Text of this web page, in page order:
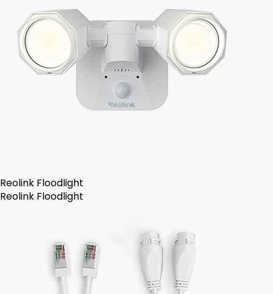
Reolink Floodlight
Reolink Floodlight